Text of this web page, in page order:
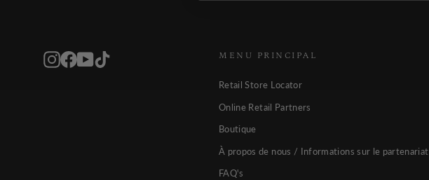
Instagram
Facebook
YouTube MENU PRINCIPAL
Retail Store Locator
Online Retail Partners
Boutique
À propos de nous / Informations sur le partenariat
FAQ's